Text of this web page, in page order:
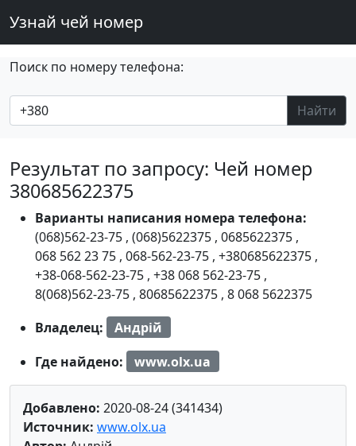
Узнай чей номер
Поиск по номеру телефона:
Найти
Результат по запросу: Чей номер
380685622375
Варианты написания номера телефона:
(068)562-23-75 , (068)5622375 , 0685622375 ,
068 562 23 75 , 068-562-23-75 , +380685622375 ,
+38-068-562-23-75 , +38 068 562-23-75 ,
8(068)562-23-75 , 80685622375 , 8 068 5622375
Владелец:
Андрій
Где найдено:
www.olx.ua
Добавлено: 2020-08-24 (341434)
Источник: www.olx.ua